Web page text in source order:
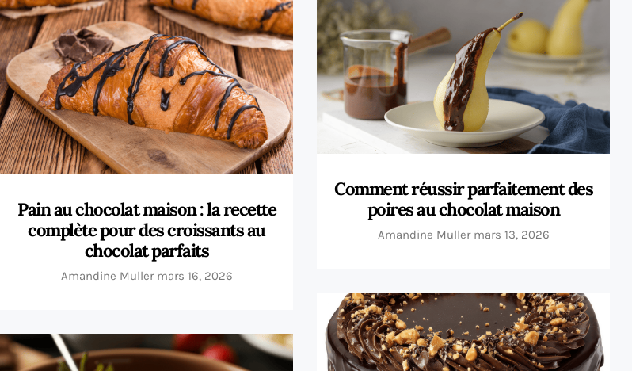
Pain au chocolat maison : la recette
complète pour des croissants au
chocolat parfaits
Amandine Muller mars 16, 2026
Comment réussir parfaitement des
poires au chocolat maison
Amandine Muller mars 13, 2026